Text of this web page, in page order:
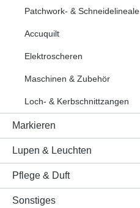
Patchwork- & Schneidelineale
Accuquilt
Elektroscheren
Maschinen & Zubehör
Loch- & Kerbschnittzangen
Markieren
Lupen & Leuchten
Pflege & Duft
Sonstiges